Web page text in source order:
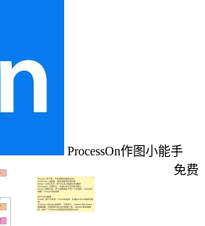
ProcessOn作图小能手
免费